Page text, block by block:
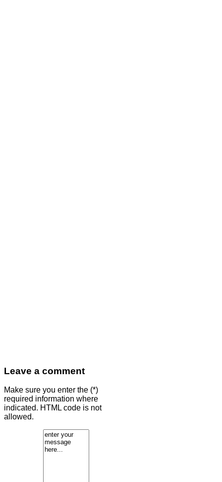
Leave a comment
Make sure you enter the (*)
required information where
indicated. HTML code is not
allowed.